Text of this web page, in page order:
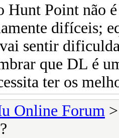
Hunt Point não
difíceis;
sentir
que DL é
ter os
Online Forum